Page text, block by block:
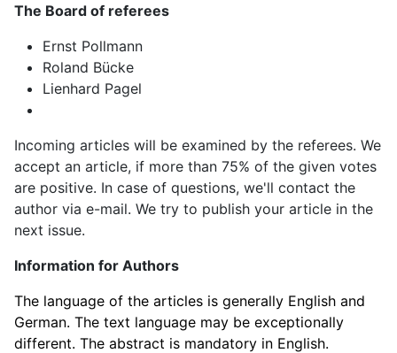
The Board of referees
Ernst Pollmann
Roland Bücke
Lienhard Pagel
Incoming articles will be examined by the referees. We
accept an article, if more than 75% of the given votes
are positive. In case of questions, we'll contact the
author via e-mail. We try to publish your article in the
next issue.
Information for Authors
The language of the articles is generally English and
German. The text language may be exceptionally
different. The abstract is mandatory in English.